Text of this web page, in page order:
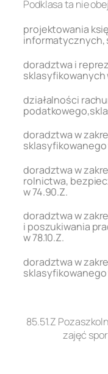
Podklasa ta nie
projektowania
informatycznych,
doradztwa i
sklasyfikowanych
działalności
doradztwa w
sklasyfikowanego w
doradztwa w
rolnictwa,
w 74.90.Z.
doradztwa w
i poszukiwania
w 78.10.Z.
doradztwa w
sklasyfikowanego
85.51.Z
zajęć